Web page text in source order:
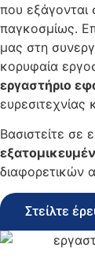
που
παγκοσμίως.
μας στη
κορυφαία
εργαστήριο
ευρεσιτεχνίας
Βασιστείτε σε
διαφορετικών
Στείλτε